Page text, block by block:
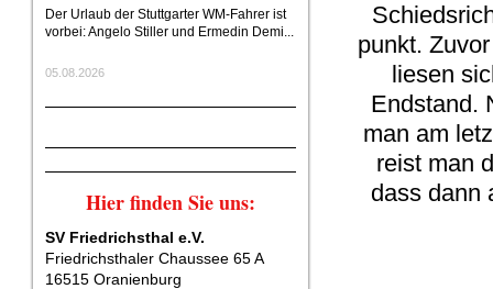
Der Urlaub der Stuttgarter WM-Fahrer ist
vorbei: Angelo Stiller und Ermedin Demi...
05.08.2026
Hier finden Sie uns:
SV Friedrichsthal e.V.
Friedrichsthaler Chaussee 65 A
16515 Oranienburg
punkt.
liesen
Endstand.
man am
reist man
dass dann